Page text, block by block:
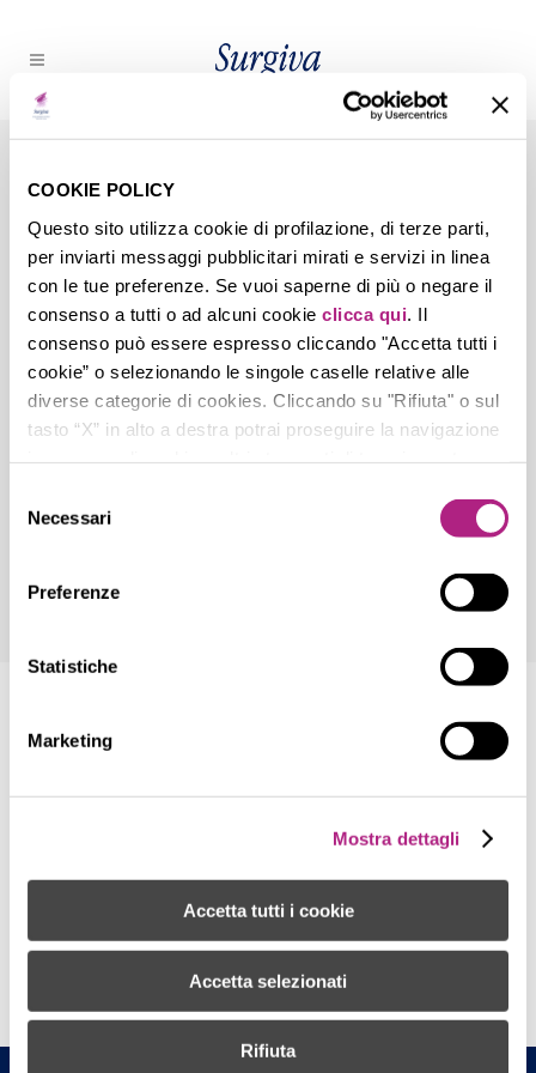
COOKIE POLICY
Questo sito utilizza cookie di profilazione, di terze parti,
per inviarti messaggi pubblicitari mirati e servizi in linea
con le tue preferenze. Se vuoi saperne di più o negare il
consenso a tutti o ad alcuni cookie clicca qui . Il
consenso può essere espresso cliccando "Accetta tutti i
cookie” o selezionando le singole caselle relative alle
diverse categorie di cookies. Cliccando su "Rifiuta" o sul
tasto “X” in alto a destra potrai proseguire la navigazione
delNecessari
Preferenze
Statistiche
Marketing
Mostra dettagli
Accetta tutti i cookie
Accetta selezionati
Rifiuta
SURGIVA E ASSOCIAZIONE
ITALIANA SOMMELIER
ANCORA INSIEME
Si rinnova la collaborazione fra le due
realtà con il Premio Surgiva e la
valorizzazione della cultura dell’acqua
minerale. ...
04 Aprile, 2024